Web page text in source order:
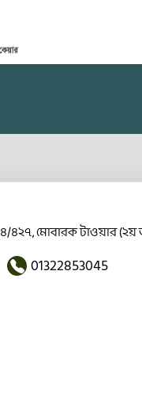
৪২৭, মোবারক টাওয়ার
01322853045